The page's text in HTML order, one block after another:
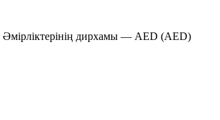
дирхамы — AED (AED)